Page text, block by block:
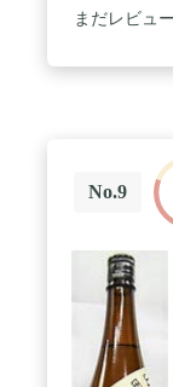
まだレビュ
No.9